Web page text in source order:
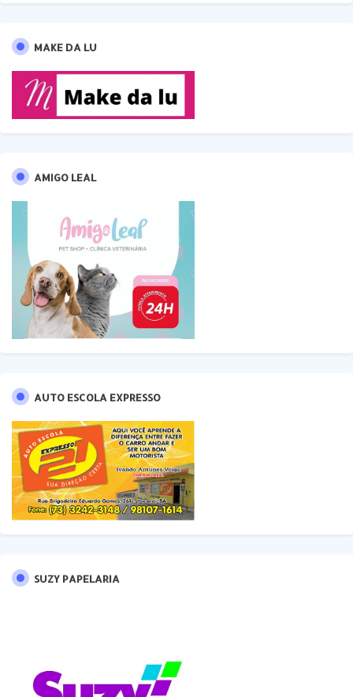
MAKE DA LU
AMIGO LEAL
AUTO ESCOLA EXPRESSO
SUZY PAPELARIA